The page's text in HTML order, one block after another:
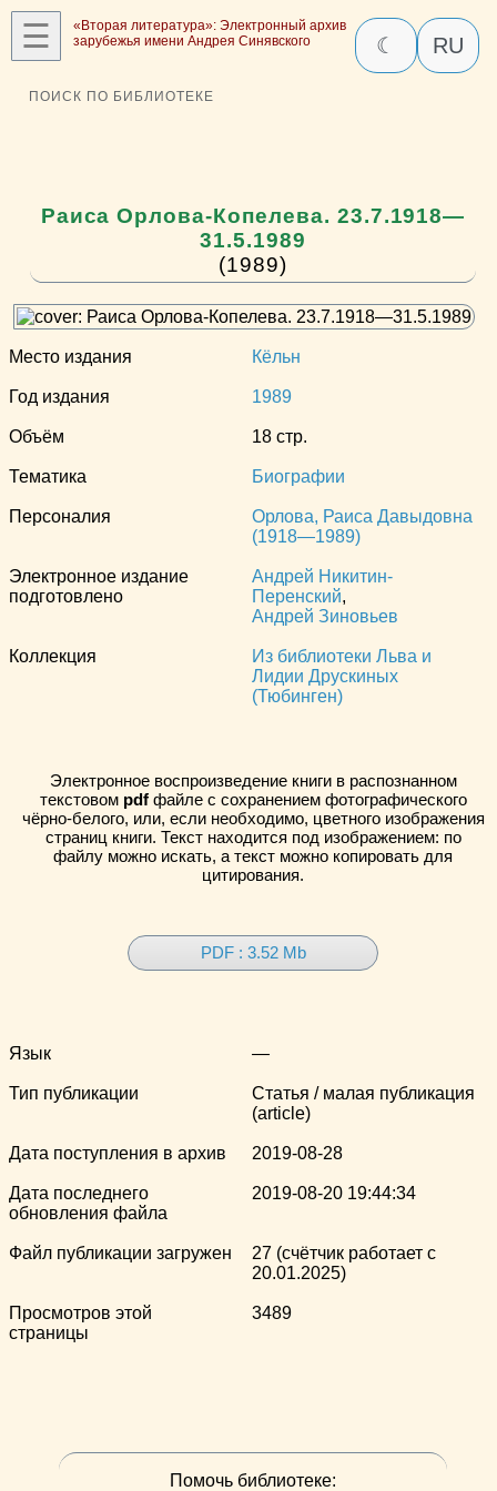
☰
«Вторая литература»: Электронный архив
зарубежья имени Андрея Синявского
☾ RU
ПОИСК ПО БИБЛИОТЕКЕ
Раиса Орлова-Копелева. 23.7.1918—
31.5.1989
(1989)
Место издания Кёльн
Год издания 1989
Объём 18 стр.
Тематика Биографии
Персоналия
Орлова, Раиса Давыдовна
(1918—1989)
Электронное издание
подготовлено
Андрей Никитин-
Перенский,
Андрей Зиновьев
Коллекция
Из библиотеки Льва и
Лидии Друскиных
(Тюбинген)
Электронное воспроизведение книги в распознанном
текстовом pdfфайле с сохранением фотографического
чёрно-белого, или, если необходимо, цветного изображения
страниц книги. Текст находится под изображением: по
файлу можно искать, а текст можно копировать для
цитирования.
PDF : 3.52 Mb
Язык —
Тип публикации
Статья / малая публикация
(article)
Дата поступления в архив 2019-08-28
Дата последнего
обновления файла
2019-08-20 19:44:34
Файл публикации загружен
27 (счётчик работает с
20.01.2025)
Просмотров этой
страницы
3489
Помочь библиотеке: